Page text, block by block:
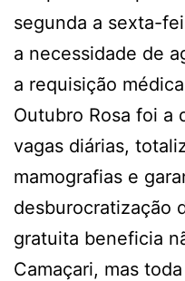
segunda a sexta-
a necessidade de
a requisição
Outubro Rosa foi a
vagas diárias,
mamografias e
desburocratização
gratuita beneficia
Camaçari, mas